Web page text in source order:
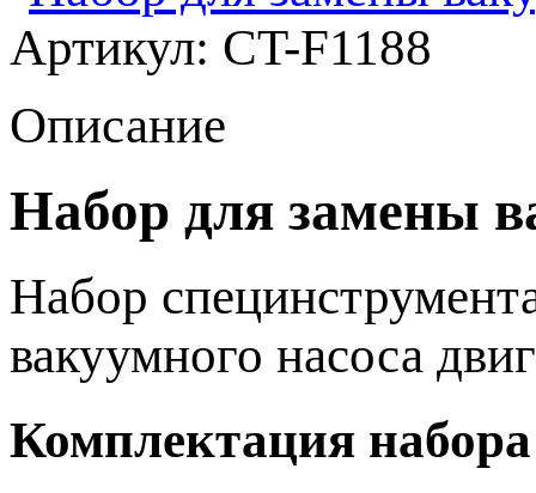
Артикул: CT-F1188
Описание
Набор для замены
Набор
вакуумного насоса
Комплектация